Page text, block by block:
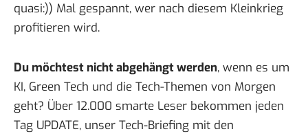
quasi:)) Mal gespannt, wer nach diesem Kleinkrieg
profitieren wird.
Du möchtest nicht abgehängt werden, wenn es um
KI, Green Tech und die Tech-Themen von Morgen
geht? Über 12.000 smarte Leser bekommen jeden
Tag UPDATE, unser Tech-Briefing mit den